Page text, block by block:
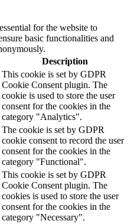
for the website to
basic functionalities and
Description
This cookie is set by GDPR
Cookie Consent plugin. The
cookie is used to store the user
consent for the cookies in the
category "Analytics".
The cookie is set by GDPR
cookie consent to record the user
consent for the cookies in the
category "Functional".
This cookie is set by GDPR
Cookie Consent plugin. The
cookies is used to store the user
consent for the cookies in the
category "Necessary".